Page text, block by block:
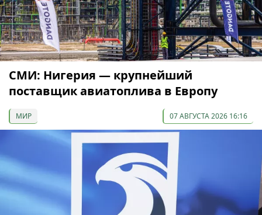
СМИ: Нигерия — крупнейший
поставщик авиатоплива в Европу
МИР 07 АВГУСТА 2026 16:16